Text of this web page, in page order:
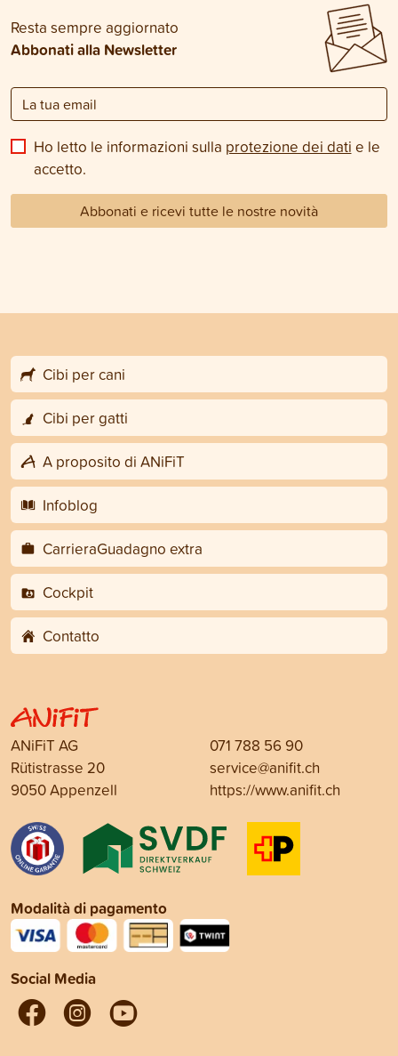
Resta sempre aggiornato
Abbonati alla Newsletter
Ho letto le informazioni sulla protezione dei dati e le
accetto.
Abbonati e ricevi tutte le nostre novità
Cibi per cani
Cibi per gatti
A proposito di ANiFiT
Infoblog
CarrieraGuadagno extra
Cockpit
Contatto
ANiFiT AG
Rütistrasse 20
9050 Appenzell
071 788 56 90
service@anifit.ch
https://www.anifit.ch
Modalità di pagamento
Social Media